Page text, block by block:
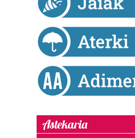
Bazkide batzuek ez dizute
interes komertzial legitimoetan
bazkideen zerrenda, beren ustez
duten interes legitimoa eta horren
dezakezun ikusteko.
Lortu zure datu pertsonalak
buruzko informazio gehiago eta
datuen atalean. Edozein unetan
Webgune honek cookie propioak
Astekaria